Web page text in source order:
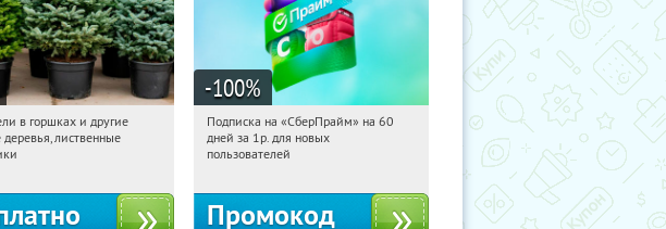
Получили:
обл., г. Химки,
в горшках и другие
лиственные
-100%
10:38:53 Получили:
Россия
Подписка на «СберПрайм» на 60
дней за 1р. для новых
пользователей
Промокод